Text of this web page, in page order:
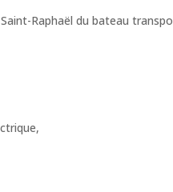
Raphaël du bateau